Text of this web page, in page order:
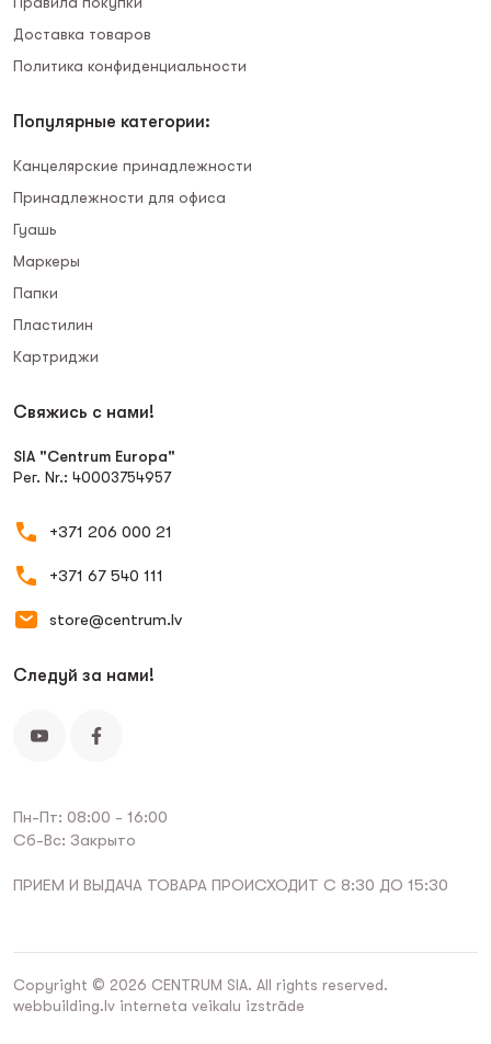
Доставка товаров
Политика конфиденциальности
Популярные категории:
Канцелярские принадлежности
Принадлежности для офиса
Гуашь
Маркеры
Папки
Пластилин
Картриджи
Свяжись с нами!
SIA "Centrum Europa"
Рег. Nr.: 40003754957
+371 206 000 21
+371 67 540 111
store@centrum.lv
Следуй за нами!
Пн-Пт: 08:00 - 16:00
Сб-Вс: Закрыто
ПРИЕМ И ВЫДАЧА ТОВАРА ПРОИСХОДИТ С 8:30 ДО 15:30
Copyright © 2026 CENTRUM SIA. All rights reserved.
webbuilding.lv interneta veikalu izstrāde